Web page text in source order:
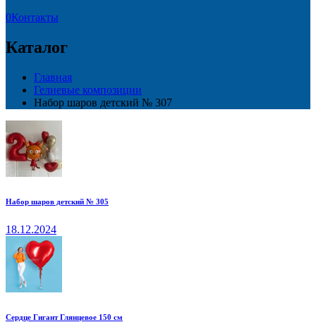
0Контакты
Каталог
Главная
Гелиевые композиции
Набор шаров детский № 307
Набор шаров детский № 305
18.12.2024
Сердце Гигант Глянцевое 150 см